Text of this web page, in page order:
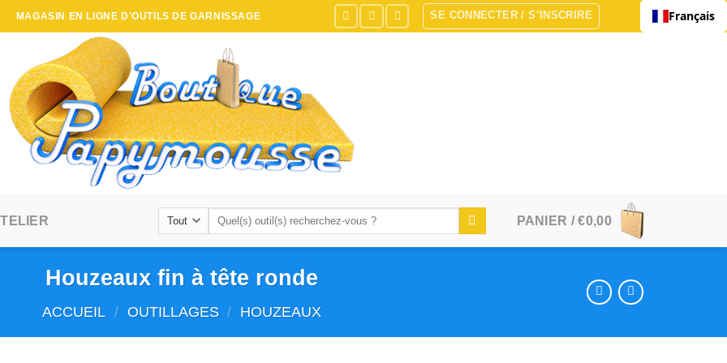
MAGASIN EN LIGNE D'OUTILS DE GARNISSAGE SE CONNECTER / S’INSCRIRE Français
Recherche
pour :
PANIER /€0,00
Houzeaux fin à tête ronde
ACCUEIL / OUTILLAGES / HOUZEAUX